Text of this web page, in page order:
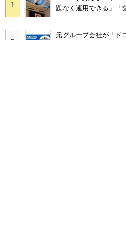
題なく運用できる」「
元グループ会社が「ド